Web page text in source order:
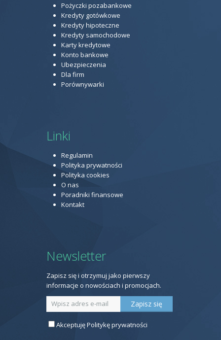
Pożyczki pozabankowe
Kredyty gotówkowe
Kredyty hipoteczne
Kredyty samochodowe
Karty kredytowe
Konto bankowe
Ubezpieczenia
Dla firm
Porównywarki
Linki
Regulamin
Polityka prywatności
Polityka cookies
O nas
Poradniki finansowe
Kontakt
Newsletter
Zapisz się i otrzymuj jako pierwszy
informacje o nowościach i promocjach.
AkceptujęPolitykę prywatności